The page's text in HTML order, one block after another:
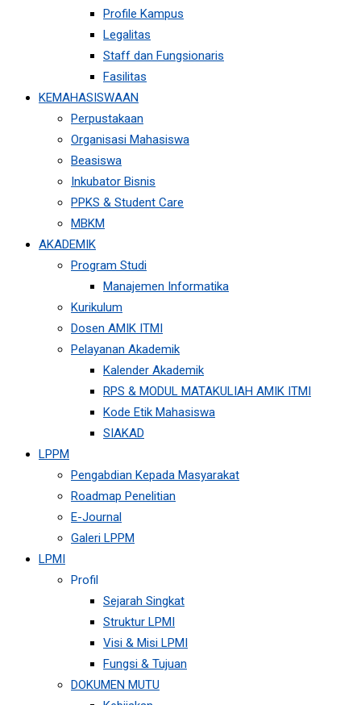
Profile Kampus
Legalitas
Staff dan Fungsionaris
Fasilitas
KEMAHASISWAAN
Perpustakaan
Organisasi Mahasiswa
Beasiswa
Inkubator Bisnis
PPKS & Student Care
MBKM
AKADEMIK
Program Studi
Manajemen Informatika
Kurikulum
Dosen AMIK ITMI
Pelayanan Akademik
Kalender Akademik
RPS & MODUL MATAKULIAH AMIK ITMI
Kode Etik Mahasiswa
SIAKAD
LPPM
Pengabdian Kepada Masyarakat
Roadmap Penelitian
E-Journal
Galeri LPPM
LPMI
Profil
Sejarah Singkat
Struktur LPMI
Visi & Misi LPMI
Fungsi & Tujuan
DOKUMEN MUTU